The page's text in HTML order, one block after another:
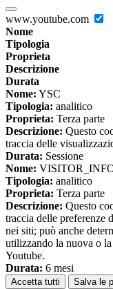
www.youtube.com
Nome
Tipologia
Proprieta
Descrizione
Durata
Nome: YSC
Tipologia: analitico
Proprieta: Terza parte
Descrizione: Questo
traccia delle
Durata: Sessione
Nome:
Tipologia: analitico
Proprieta: Terza parte
Descrizione: Questo
traccia delle preferenze
nei siti; può anche
utilizzando la nuova o
Youtube.
Durata: 6 mesi
Accetta tutti Salva le